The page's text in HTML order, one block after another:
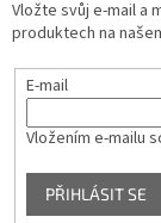
Vložte svůj e-mail a
produktech na
E-mail
Vložením e-mailu
PŘIHLÁSIT SE